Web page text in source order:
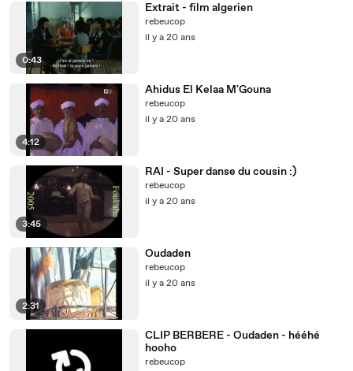
0:43
Extrait - film algerien
rebeucop
il y a 20 ans
4:12
Ahidus El Kelaa M'Gouna
rebeucop
il y a 20 ans
3:45
RAI - Super danse du cousin :)
rebeucop
il y a 20 ans
2:31
Oudaden
rebeucop
il y a 20 ans
CLIP BERBERE - Oudaden - hééhé
hooho
rebeucop